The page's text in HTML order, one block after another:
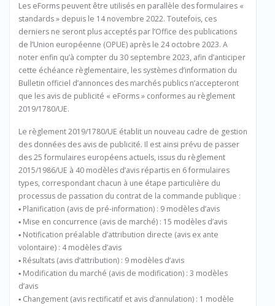
Les eForms peuvent être utilisés en parallèle des formulaires «
standards » depuis le 14 novembre 2022. Toutefois, ces
derniers ne seront plus acceptés par l’Office des publications
de l’Union européenne (OPUE) après le 24 octobre 2023. A
noter enfin qu’à compter du 30 septembre 2023, afin d’anticiper
cette échéance règlementaire, les systèmes d’information du
Bulletin officiel d’annonces des marchés publics n’accepteront
que les avis de publicité « eForms » conformes au règlement
2019/1780/UE.
Le règlement 2019/1780/UE établit un nouveau cadre de gestion
des données des avis de publicité. Il est ainsi prévu de passer
des 25 formulaires européens actuels, issus du règlement
2015/1986/UE à 40 modèles d’avis répartis en 6 formulaires
types, correspondant chacun à une étape particulière du
processus de passation du contrat de la commande publique :
▪ Planification (avis de pré-information) : 9 modèles d’avis
▪ Mise en concurrence (avis de marché) : 15 modèles d’avis
▪ Notification préalable d’attribution directe (avis ex ante
volontaire) : 4 modèles d’avis
▪ Résultats (avis d’attribution) : 9 modèles d’avis
▪ Modification du marché (avis de modification) : 3 modèles
d’avis
▪ Changement (avis rectificatif et avis d’annulation) : 1 modèle